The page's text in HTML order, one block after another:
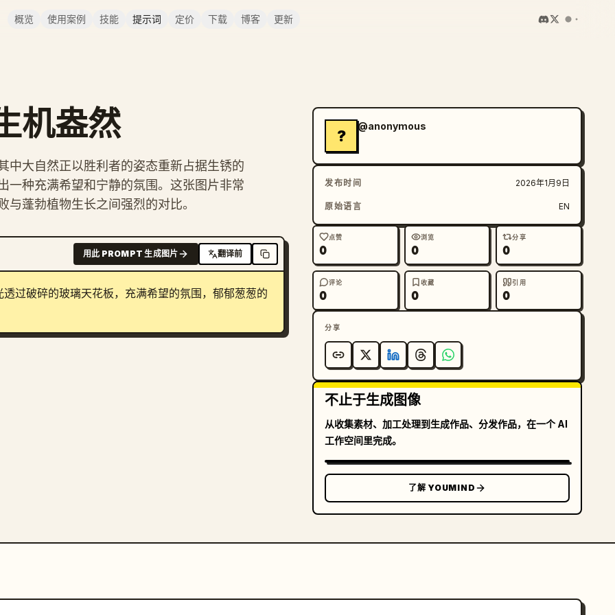
概览 使用案例 技能 提示词 定价 下载 博客 更新
机盎然
中大自然正以胜利者的姿态重新占据生锈的
一种充满希望和宁静的氛围。这张图片非常
蓬勃植物生长之间强烈的对比。
用此 PROMPT 生成图片 翻译前
过破碎的玻璃天花板，充满希望的氛围，郁郁葱葱的
?
@anonymous
发布时间 2026年1月9日
原始语言 EN
点赞
0
浏览
0
分享
0
评论
0
收藏
0
引用
0
分享
不止于生成图像
从收集素材、加工处理到生成作品、分发作品，在一个 AI
工作空间里完成。
了解 YOUMIND